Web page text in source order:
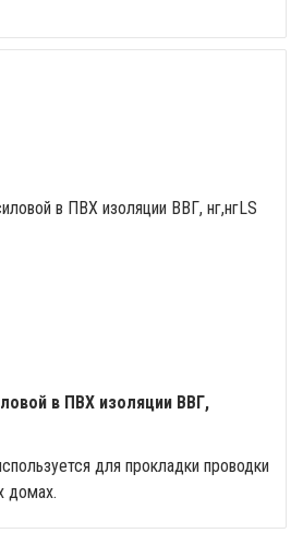
в ПВХ изоляции ВВГ,
для прокладки проводки
домах.